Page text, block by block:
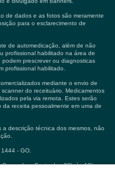
de dados e as fotos são meramente
para o esclarecimento de
de automedicação, além de não
profissional habilitado na área de
prescrever ou diagnosticas
profissional habilitado.
mediante o envio de
do receituário. Medicamentos
pela via remota. Estes serão
receita pessoalmente em uma de
descrição técnica dos mesmos, não
- GO.
Segunda a Sexta das 08h às 18h,